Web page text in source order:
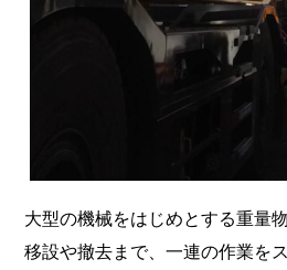
大型の機械をはじめとする重量
移設や撤去まで、一連の作業を